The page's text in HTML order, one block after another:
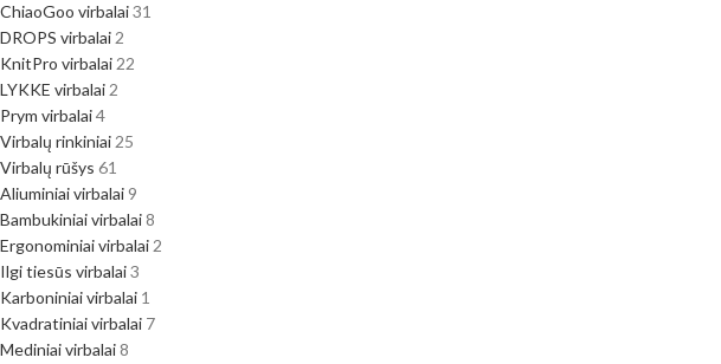
ChiaoGoo virbalai31
DROPS virbalai 2
KnitPro virbalai 22
LYKKE virbalai 2
Prym virbalai4
Virbalų rinkiniai 25
Virbalų rūšys 61
Aliuminiai virbalai 9
Bambukiniai virbalai8
Ergonominiai virbalai 2
Ilgi tiesūs virbalai3
Karboniniai virbalai 1
Kvadratiniai virbalai 7
Mediniai virbalai8